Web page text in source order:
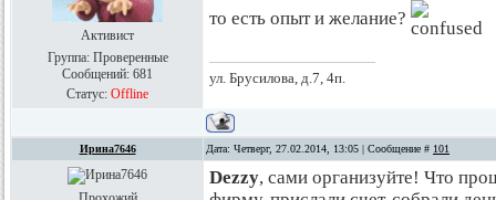
Активист
Группа: Проверенные
Сообщений: 681
Статус: Offline
то есть опыт и желание?
ул. Брусилова, д.7, 4п.
Ирина7646 Дата: Четверг, 27.02.2014, 13:05 | Сообщение # 101
Dezzy, сами организуйте! Что